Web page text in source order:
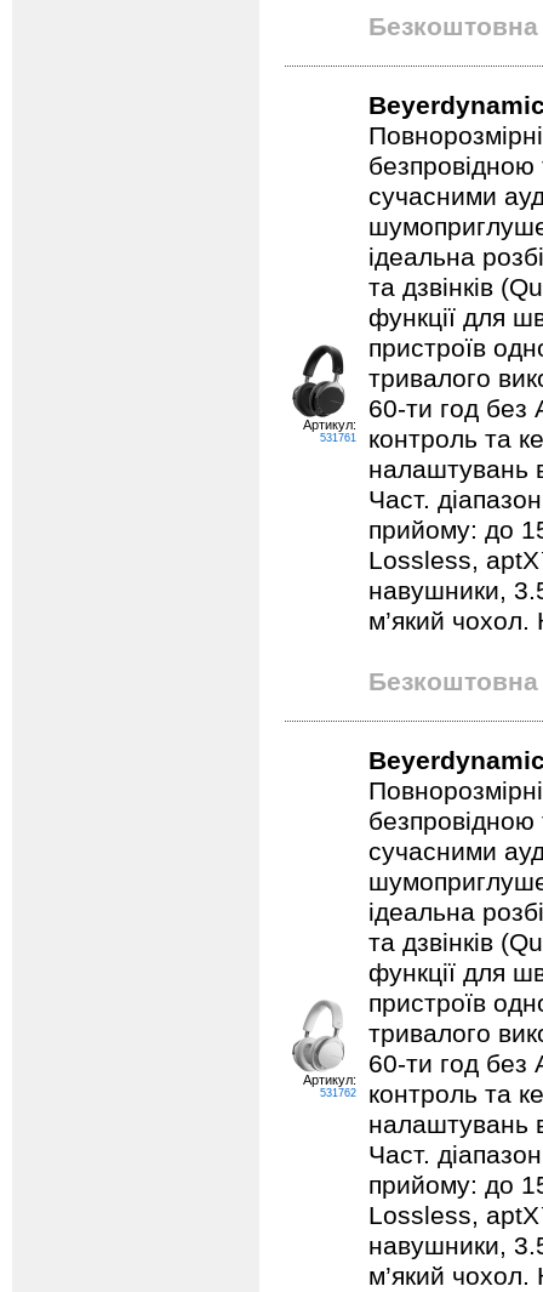
Безкоштовна
Артикул:
531761
сучасними
ідеальна
та дзвінків
функції для
пристроїв
тривалого
60-ти год без
контроль та
налаштувань
Част.
прийому: до
Lossless,
навушники,
м’який чохол.
Безкоштовна
Артикул:
531762
сучасними
ідеальна
та дзвінків
функції для
пристроїв
тривалого
60-ти год без
контроль та
налаштувань
Част.
прийому: до
Lossless,
навушники,
м’який чохол.